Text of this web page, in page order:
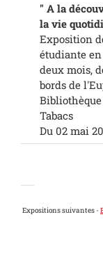
" A la
la vie
Exposition
étudiante
deux mois,
bords de
Tabacs
Du 02 mai
Expositions suivantes -